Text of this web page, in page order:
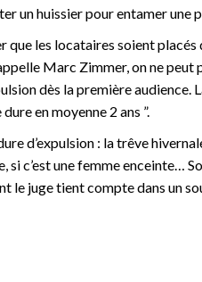
un huissier pour entamer une
les locataires soient placés
Marc Zimmer, on ne peut
dès la première
en moyenne 2 ans ”.
d’expulsion : la trêve
si c’est une femme enceinte…
juge tient compte dans un